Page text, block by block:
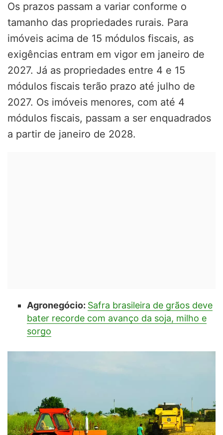
Os prazos passam a variar conforme o
tamanho das propriedades rurais. Para
imóveis acima de 15 módulos fiscais, as
exigências entram em vigor em janeiro de
2027. Já as propriedades entre 4 e 15
módulos fiscais terão prazo até julho de
2027. Os imóveis menores, com até 4
módulos fiscais, passam a ser enquadrados
a partir de janeiro de 2028.
Agronegócio: Safra brasileira de grãos deve
bater recorde com avanço da soja, milho e
sorgo